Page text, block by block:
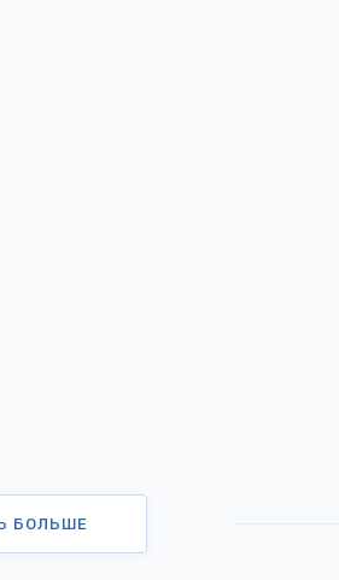
БОЛЬШЕ